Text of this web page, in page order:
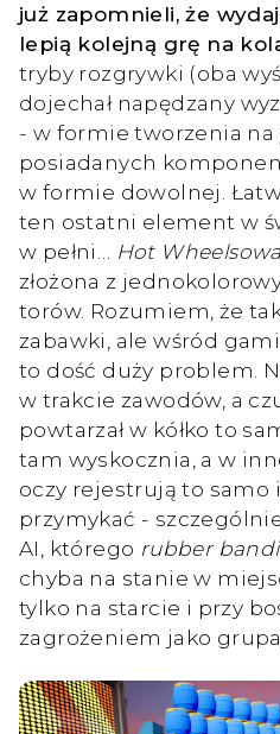
już zapomnieli, że
lepią kolejną grę na
tryby rozgrywki (oba
dojechał napędzany
- w formie tworzenia
posiadanych
w formie dowolnej.
ten ostatni element w
w pełni…
Hot Wheelsowa
złożona z
torów. Rozumiem, że
zabawki, ale wśród
to dość duży problem.
w trakcie zawodów, a
powtarzał w kółko to
tam wyskocznia, a w
oczy rejestrują to samo
przymykać -
AI, którego rubber
chyba na stanie w
tylko na starcie i przy
zagrożeniem jako